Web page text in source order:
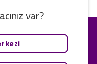
var?